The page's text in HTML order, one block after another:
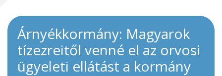
Árnyékkormány: Magyarok
tízezreitől venné el az orvosi
ügyeleti ellátást a kormány